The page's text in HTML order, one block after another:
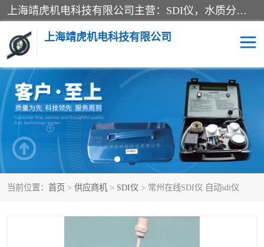
上海靖虎机电科技有限公司主营：SDI仪，水质分析仪，水质检测仪产品；上海靖虎机电科技有限公司在专业制造和研发等方面的强大的平台优势，利用自身在自动化仪表、自控系统及环保监测仪器的专长，以优良的技术，优越的产品质量和良好的服务质量与广大客户真诚合作。
上海靖虎机电科技有限公司
当前位置： 首页 > 供应商机 > SDI仪 > 常州在线SDI仪 自动sdi仪
SDI仪 过滤膜过滤纸
PH电导测试笔 水质分析仪
水质检测仪 电导测试笔
PH电导测试仪